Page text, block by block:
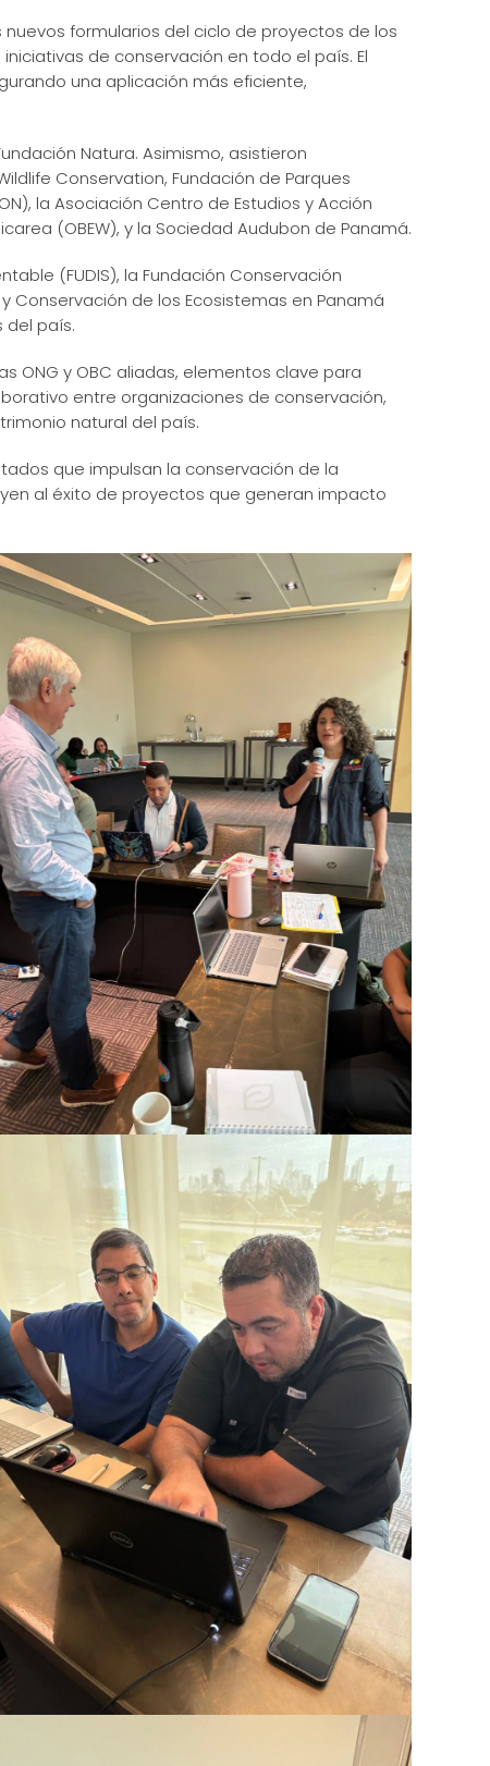
formularios del ciclo de proyectos de los
de conservación en todo el país. El
una aplicación más eficiente,
Natura. Asimismo, asistieron
Conservation, Fundación de Parques
la Asociación Centro de Estudios y Acción
(OBEW), y la Sociedad Audubon de Panamá.
(FUDIS), la Fundación Conservación
Conservación de los Ecosistemas en Panamá
del país.
ONG y OBC aliadas, elementos clave para
entre organizaciones de conservación,
natural del país.
que impulsan la conservación de la
al éxito de proyectos que generan impacto